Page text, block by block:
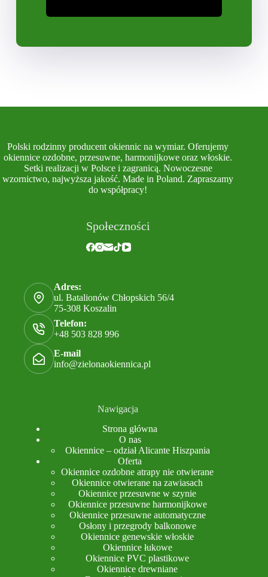
Polski rodzinny producent okiennic na wymiar. Oferujemy
okiennice ozdobne, przesuwne, harmonijkowe oraz włoskie.
Setki realizacji w Polsce i zagranicą. Nowoczesne
wzornictwo, najwyższa jakość. Made in Poland. Zapraszamy
do współpracy!
Społeczności
Adres:
ul. Batalionów Chłopskich 56/4
75-308 Koszalin
Telefon:
+48 503 828 996
E-mail
info@zielonaokiennica.pl
Nawigacja
Strona główna
O nas
Okiennice – odział Alicante Hiszpania
Oferta
Okiennice ozdobne atrapy nie otwierane
Okiennice otwierane na zawiasach
Okiennice przesuwne w szynie
Okiennice przesuwne harmonijkowe
Okiennice przesuwne automatyczne
Osłony i przegrody balkonowe
Okiennice genewskie włoskie
Okiennice łukowe
Okiennice PVC plastikowe
Okiennice drewniane